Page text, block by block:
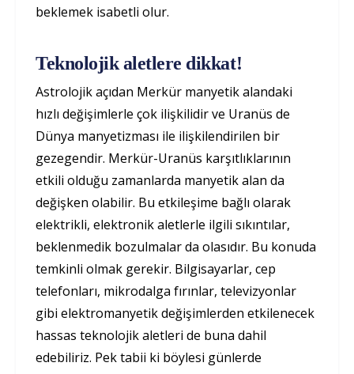
beklemek isabetli olur.
Teknolojik aletlere dikkat!
Astrolojik açıdan Merkür manyetik alandaki
hızlı değişimlerle çok ilişkilidir ve Uranüs de
Dünya manyetizması ile ilişkilendirilen bir
gezegendir. Merkür-Uranüs karşıtlıklarının
etkili olduğu zamanlarda manyetik alan da
değişken olabilir. Bu etkileşime bağlı olarak
elektrikli, elektronik aletlerle ilgili sıkıntılar,
beklenmedik bozulmalar da olasıdır. Bu konuda
temkinli olmak gerekir. Bilgisayarlar, cep
telefonları, mikrodalga fırınlar, televizyonlar
gibi elektromanyetik değişimlerden etkilenecek
hassas teknolojik aletleri de buna dahil
edebiliriz. Pek tabii ki böylesi günlerde